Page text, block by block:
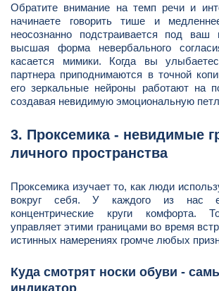
Обратите внимание на темп речи и
начинаете говорить тише и
неосознанно подстраивается под
высшая форма невербального
касается мимики. Когда вы
партнера приподнимаются в точной
его зеркальные нейроны работают на
создавая невидимую эмоциональную
3. Проксемика - невидимые
личного пространства
Проксемика изучает то, как люди
вокруг себя. У каждого из нас
концентрические круги комфорта.
управляет этими границами во время
истинных намерениях громче любых
Куда смотрят носки обуви -
индикатор